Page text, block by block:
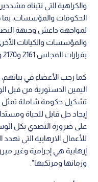
والكراهية التي تتبناه
الحكومات والمؤسسات، بما
لمواجهة داعش وجبهة
والمؤسسات والكيانات
بقرارات المجلس 2161 و2170 و2178.
كما رحب الأعضاء في بيانهم،
اليمين الدستورية من قبل
تشكيل حكومة شاملة
إيجاد حل قابل للحياة
على ضرورة التصدي بكل
للأعمال الارهابية التي
إرهابية هي إجرامية وغير
وزمانها ومرتكبها".